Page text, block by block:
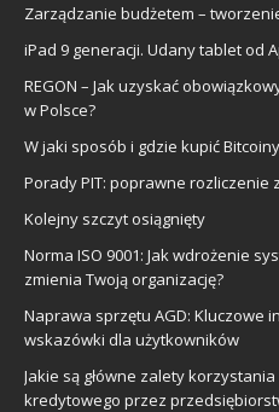
Zarządzanie budżetem –
iPad 9 generacji. Udany tablet od
REGON – Jak uzyskać
w Polsce?
W jaki sposób i gdzie kupić
Porady PIT: poprawne rozliczenie
Kolejny szczyt osiągnięty
Norma ISO 9001: Jak wdrożenie
zmienia Twoją organizację?
Naprawa sprzętu AGD: Kluczowe
wskazówki dla użytkowników
Jakie są główne zalety
kredytowego przez